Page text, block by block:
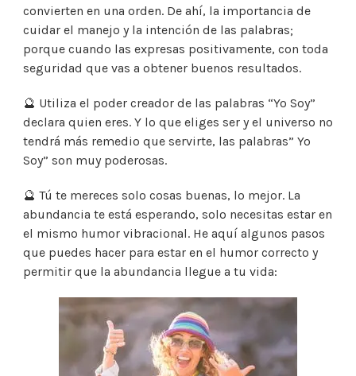
convierten en una orden. De ahí, la importancia de
cuidar el manejo y la intención de las palabras;
porque cuando las expresas positivamente, con toda
seguridad que vas a obtener buenos resultados.
🔮 Utiliza el poder creador de las palabras “Yo Soy”
declara quien eres. Y lo que eliges ser y el universo no
tendrá más remedio que servirte, las palabras” Yo
Soy” son muy poderosas.
🔮 Tú te mereces solo cosas buenas, lo mejor. La
abundancia te está esperando, solo necesitas estar en
el mismo humor vibracional. He aquí algunos pasos
que puedes hacer para estar en el humor correcto y
permitir que la abundancia llegue a tu vida: